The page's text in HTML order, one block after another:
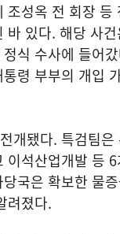
조성옥 전 회장
바 있다. 해당 사
식 수사에 들어
령 부부의 개입
개됐다. 특검팀
이석산업개발 등
국은 확보한 물
려졌다.